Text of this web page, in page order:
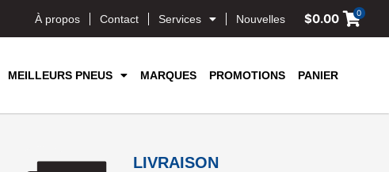
À propos Contact Services Nouvelles $0.00 0
MEILLEURS PNEUS MARQUES PROMOTIONS PANIER
LIVRAISON